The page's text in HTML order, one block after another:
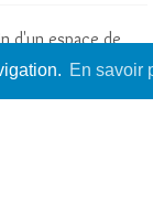
En savoir
d'un espace de
sauvegardes